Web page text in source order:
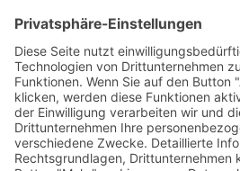
E-Mail:
Web (optional):